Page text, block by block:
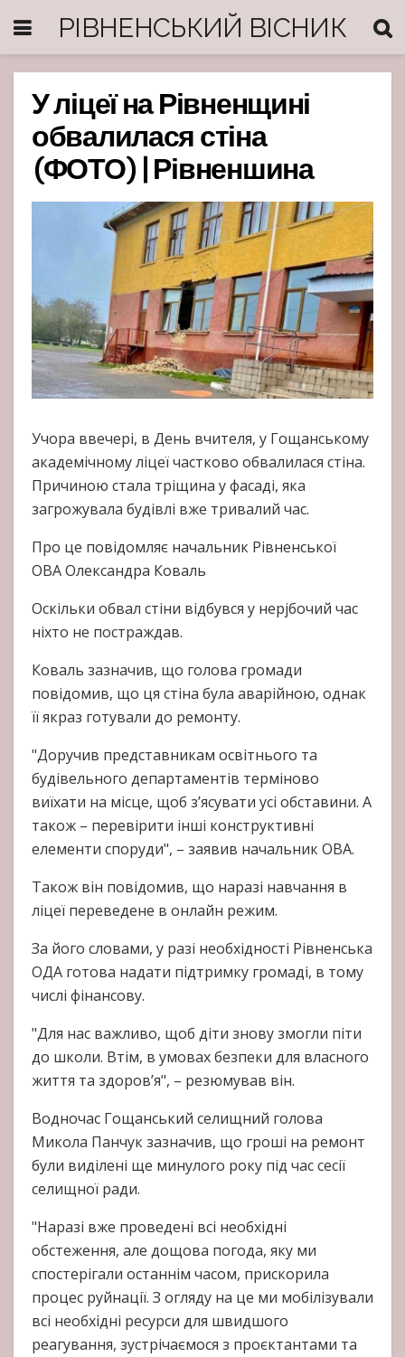
РІВНЕНСЬКИЙ ВІСНИК
У ліцеї на Рівненщині
обвалилася стіна
(ФОТО) | Рівненшина
Учора ввечері, в День вчителя, у Гощанському
академічному ліцеї частково обвалилася стіна.
Причиною стала тріщина у фасаді, яка
загрожувала будівлі вже тривалий час.
Про це повідомляє начальник Рівненської
ОВА Олександра Коваль
Оскільки обвал стіни відбувся у нерjбочий час
ніхто не постраждав.
Коваль зазначив, що голова громади
повідомив, що ця стіна була аварійною, однак
її якраз готували до ремонту.
"Доручив представникам освітнього та
будівельного департаментів терміново
виїхати на місце, щоб з’ясувати усі обставини. А
також – перевірити інші конструктивні
елементи споруди", – заявив начальник ОВА.
Також він повідомив, що наразі навчання в
ліцеї переведене в онлайн режим.
За його словами, у разі необхідності Рівненська
ОДА готова надати підтримку громаді, в тому
числі фінансову.
"Для нас важливо, щоб діти знову змогли піти
до школи. Втім, в умовах безпеки для власного
життя та здоров’я", – резюмував він.
Водночас Гощанський селищний голова
Микола Панчук зазначив, що гроші на ремонт
були виділені ще минулого року під час сесії
селищної ради.
"Наразі вже проведені всі необхідні
обстеження, але дощова погода, яку ми
спостерігали останнім часом, прискорила
процес руйнації. З огляду на це ми мобілізували
всі необхідні ресурси для швидшого
реагування, зустрічаємося з проєктантами та